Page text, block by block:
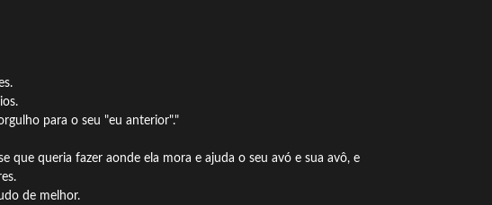
para o seu "eu anterior"."
que queria fazer aonde ela mora e ajuda o seu avó e sua avô, e
de melhor.